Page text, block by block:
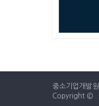
중소기업개발
Copyright © .